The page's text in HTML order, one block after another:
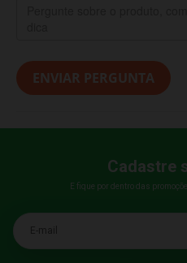
ENVIAR PERGUNTA
Cadastre
E fique por dentro das
E-mail